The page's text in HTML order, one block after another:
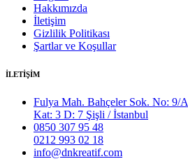
Hakkımızda
İletişim
Gizlilik Politikası
Şartlar ve Koşullar
İLETİŞİM
Fulya Mah. Bahçeler Sok. No: 9/A
Kat: 3 D: 7 Şişli / İstanbul
0850 307 95 48
0212 993 02 18
info@dnkreatif.com